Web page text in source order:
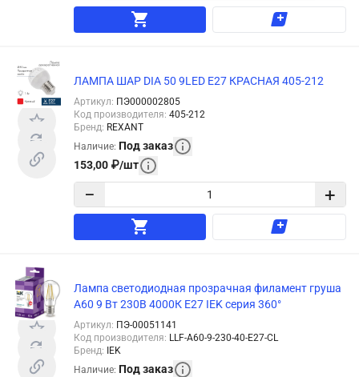
ЛАМПА ШАР DIA 50 9LED E27 КРАСНАЯ 405-212
Артикул: ПЭ000002805
Код производителя: 405-212
Бренд: REXANT
Наличие: Под заказ
153,00 ₽/шт
− +
Лампа светодиодная прозрачная филамент груша
A60 9 Вт 230В 4000К E27 IEK серия 360°
Артикул: ПЭ-00051141
Код производителя: LLF-A60-9-230-40-E27-CL
Бренд: IEK
Наличие: Под заказ